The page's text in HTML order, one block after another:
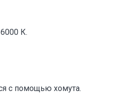
К.
с помощью хомута.